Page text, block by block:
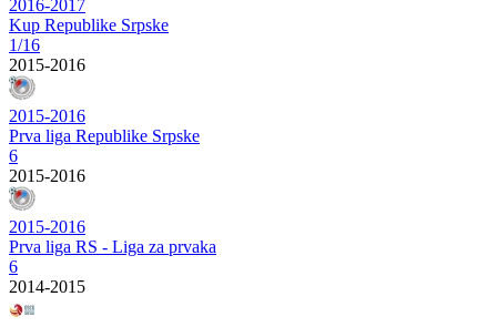
2016-2017
Kup Republike Srpske
1/16
2015-2016
2015-2016
Prva liga Republike Srpske
6
2015-2016
2015-2016
Prva liga RS - Liga za prvaka
6
2014-2015